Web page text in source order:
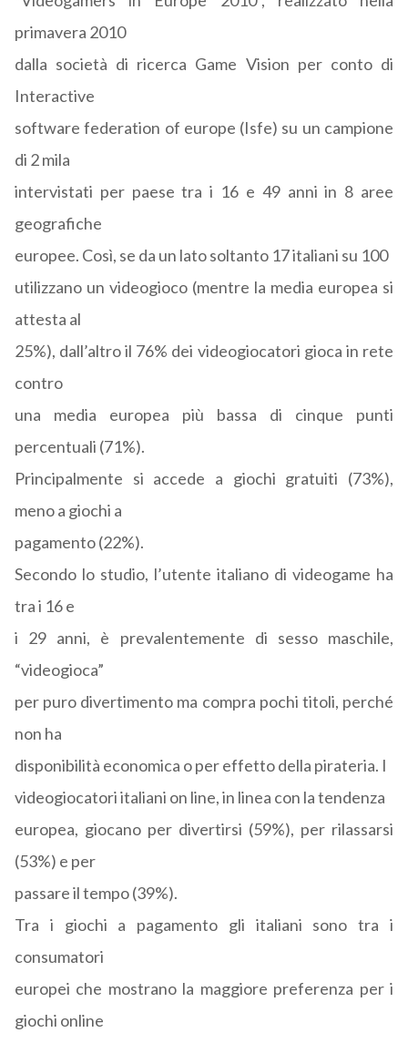
primavera 2010
dalla società di ricerca Game Vision per conto di
Interactive
software federation of europe (Isfe) su un campione
di 2 mila
intervistati per paese tra i 16 e 49 anni in 8 aree
geografiche
europee. Così, se da un lato soltanto 17 italiani su 100
utilizzano un videogioco (mentre la media europea si
attesta al
25%), dall’altro il 76% dei videogiocatori gioca in rete
contro
una media europea più bassa di cinque punti
percentuali (71%).
Principalmente si accede a giochi gratuiti (73%),
meno a giochi a
pagamento (22%).
Secondo lo studio, l’utente italiano di videogame ha
tra i 16 e
i 29 anni, è prevalentemente di sesso maschile,
“videogioca”
per puro divertimento ma compra pochi titoli, perché
non ha
disponibilità economica o per effetto della pirateria. I
videogiocatori italiani on line, in linea con la tendenza
europea, giocano per divertirsi (59%), per rilassarsi
(53%) e per
passare il tempo (39%).
Tra i giochi a pagamento gli italiani sono tra i
consumatori
europei che mostrano la maggiore preferenza per i
giochi online